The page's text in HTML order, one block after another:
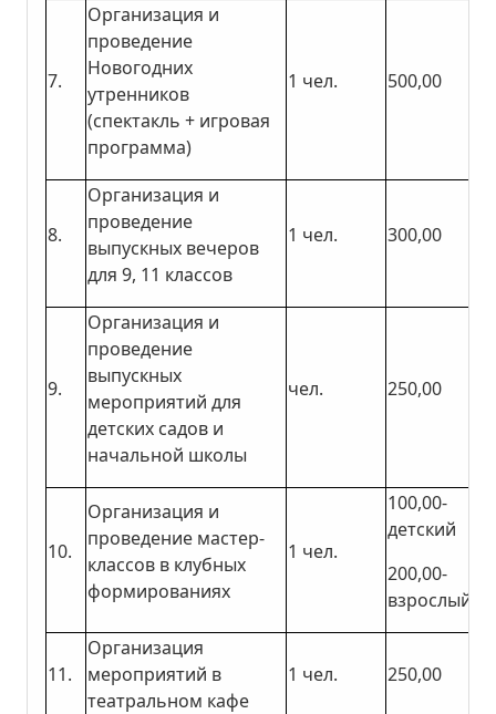
7.
Организация и
проведение
Новогодних
утренников
(спектакль + игровая
программа)
1 чел. 500,00
8.
Организация и
проведение
выпускных вечеров
для 9, 11 классов
1 чел. 300,00
9.
Организация и
проведение
выпускных
мероприятий для
детских садов и
начальной школы
чел. 250,00
10.
Организация и
проведение мастер-
классов в клубных
формированиях
1 чел.
100,00-
детский
200,00-
взрослый
11.
Организация
мероприятий в
театральном кафе
1 чел. 250,00